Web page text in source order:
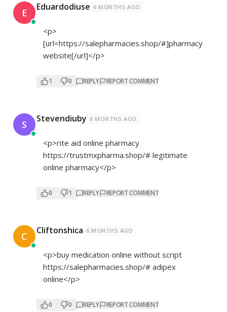
E Eduardodiuse 6 MONTHS AGO
<p>
[url=https://salepharmacies.shop/#]pharmacy
website[/url]</p>
1 0 REPLY REPORT COMMENT
S Stevendiuby 6 MONTHS AGO
<p>rite aid online pharmacy
https://trustmxpharma.shop/# legitimate
online pharmacy</p>
0 1 REPLY REPORT COMMENT
C Cliftonshica 6 MONTHS AGO
<p>buy medication online without script
https://salepharmacies.shop/# adipex
online</p>
0 0 REPLY REPORT COMMENT